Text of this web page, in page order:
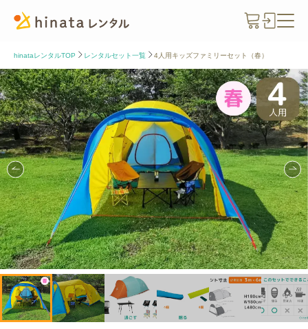
hinataレンタルTOP レンタルセット一覧 4人用キッズファミリーセット（春）